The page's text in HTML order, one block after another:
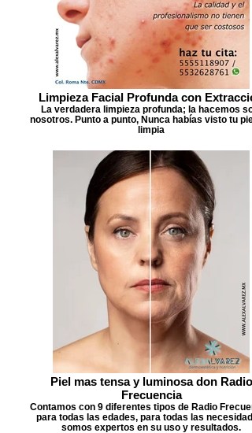
Limpieza Facial Profunda con
La verdadera limpieza profunda; la hacemos
nosotros. Punto a punto, Nunca habías visto tu
limpia
Piel mas tensa y luminosa don Radio
Frecuencia
Contamos con 9 diferentes tipos de Radio
para todas las edades, para todas las
somos expertos en su uso y resultados.